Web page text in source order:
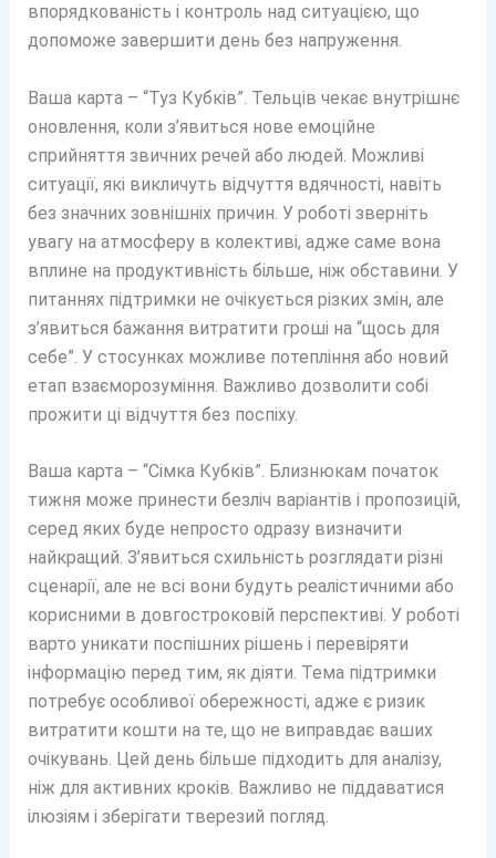
впорядкованість і контроль над ситуацією, що
допоможе завершити день без напруження.
Ваша карта – “Туз Кубків”. Тельців чекає внутрішнє
оновлення, коли з’явиться нове емоційне
сприйняття звичних речей або людей. Можливі
ситуації, які викличуть відчуття вдячності, навіть
без значних зовнішніх причин. У роботі зверніть
увагу на атмосферу в колективі, адже саме вона
вплине на продуктивність більше, ніж обставини. У
питаннях підтримки не очікується різких змін, але
з’явиться бажання витратити гроші на “щось для
себе”. У стосунках можливе потепління або новий
етап взаєморозуміння. Важливо дозволити собі
прожити ці відчуття без поспіху.
Ваша карта – “Сімка Кубків”. Близнюкам початок
тижня може принести безліч варіантів і пропозицій,
серед яких буде непросто одразу визначити
найкращий. З’явиться схильність розглядати різні
сценарії, але не всі вони будуть реалістичними або
корисними в довгостроковій перспективі. У роботі
варто уникати поспішних рішень і перевіряти
інформацію перед тим, як діяти. Тема підтримки
потребує особливої обережності, адже є ризик
витратити кошти на те, що не виправдає ваших
очікувань. Цей день більше підходить для аналізу,
ніж для активних кроків. Важливо не піддаватися
ілюзіям і зберігати тверезий погляд.